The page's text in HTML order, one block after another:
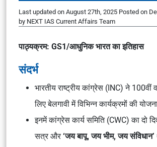
Last updated on August 27th, 2025 Posted on
by NEXT IAS Current Affairs Team
पाठ्यक्रम: GS1/आधुनिक भारत का इतिहास
संदर्भ
भारतीय राष्ट्रीय कांग्रेस (INC) ने 100वीं
लिए बेलगावी में विभिन्न कार्यक्रमों की
इनमें कांग्रेस कार्य समिति (CWC) का दो
सत्र और ‘जय बापू, जय भीम, जय संविधान’